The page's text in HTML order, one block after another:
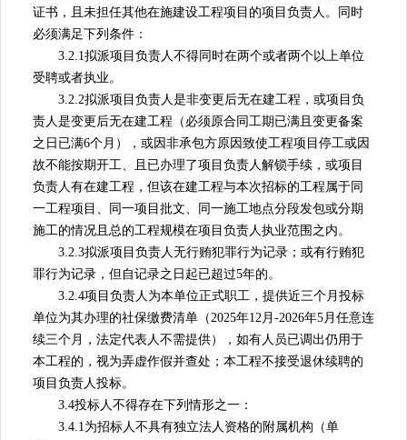
证书，且未担任其他在施建设工程项目的项目负责人。同时
必须满足下列条件：
3.2.1拟派项目负责人不得同时在两个或者两个以上单位
受聘或者执业。
3.2.2拟派项目负责人是非变更后无在建工程，或项目负
责人是变更后无在建工程（必须原合同工期已满且变更备案
之日已满6个月），或因非承包方原因致使工程项目停工或因
故不能按期开工、且已办理了项目负责人解锁手续，或项目
负责人有在建工程，但该在建工程与本次招标的工程属于同
一工程项目、同一项目批文、同一施工地点分段发包或分期
施工的情况且总的工程规模在项目负责人执业范围之内。
3.2.3拟派项目负责人无行贿犯罪行为记录；或有行贿犯
罪行为记录，但自记录之日起已超过5年的。
3.2.4项目负责人为本单位正式职工，提供近三个月投标
单位为其办理的社保缴费清单（2025年12月-2026年5月任意连
续三个月，法定代表人不需提供），如有人员已调出仍用于
本工程的，视为弄虚作假并查处；本工程不接受退休续聘的
项目负责人投标。
3.4投标人不得存在下列情形之一：
3.4.1为招标人不具有独立法人资格的附属机构（单